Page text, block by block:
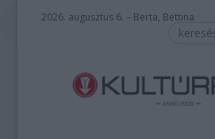
2026. augusztus 6. – Berta, Bettina